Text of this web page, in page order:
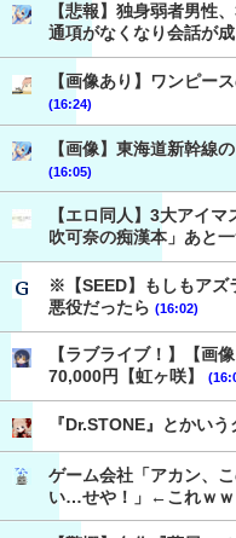
【悲報】独身弱者男性
通項がなくなり会話が
【画像あり】ワンピー
(16:24)
【画像】東海道新幹線
(16:05)
【エロ同人】3大アイ
吹可奈の痴漢本」あと
※【SEED】もしもアズ
悪役だったら (16:02)
【ラブライブ！】【画
70,000円【虹ヶ咲】
『Dr.STONE』とかい
ゲーム会社「アカン、
い…せや！」←これｗｗ